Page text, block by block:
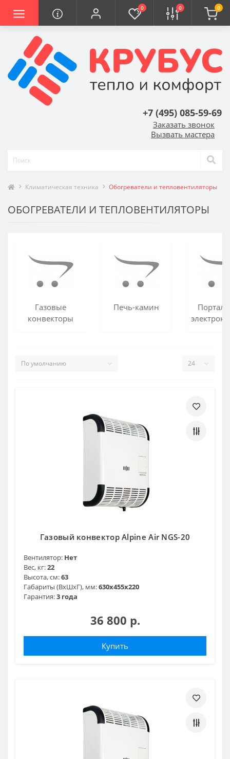
0 0 0
+7 (495) 085-59-69
Заказать звонок
Вызвать мастера
Климатическая техника Обогреватели и тепловентиляторы
ОБОГРЕВАТЕЛИ И ТЕПЛОВЕНТИЛЯТОРЫ
Газовые
конвекторы
Печь-камин
Газовый конвектор Alpine Air NGS-20
Вентилятор: Нет
Вес, кг:22
Высота, см:63
Габариты (ВхШхГ), мм:630х455х220
Гарантия:3 года
36 800 р.
Купить